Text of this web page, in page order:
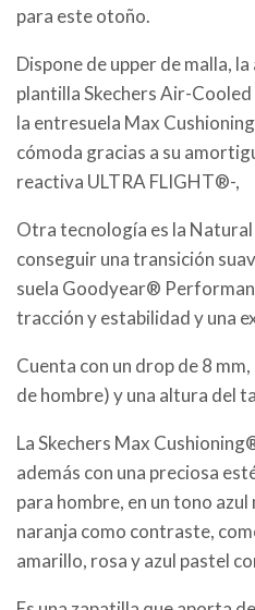
para este otoño.
Dispone de upper de malla,
plantilla Skechers Air-
la entresuela Max
cómoda gracias a su
reactiva ULTRA FLIGHT®-,
Otra tecnología es la
conseguir una transición
suela Goodyear®
tracción y estabilidad y una
Cuenta con un drop de 8
de hombre) y una altura del
La Skechers Max
además con una preciosa
para hombre, en un tono
naranja como contraste,
amarillo, rosa y azul pastel